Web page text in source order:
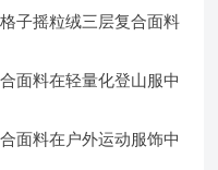
子摇粒绒三层复合面料
面料在轻量化登山服中
面料在户外运动服饰中